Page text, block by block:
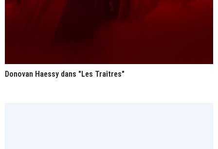
Donovan Haessy dans "Les Traîtres"